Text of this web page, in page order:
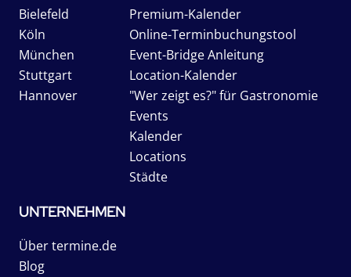
Bielefeld
Köln
München
Stuttgart
Hannover
Premium-Kalender
Online-Terminbuchungstool
Event-Bridge Anleitung
Location-Kalender
"Wer zeigt es?" für Gastronomie
Events
Kalender
Locations
Städte
UNTERNEHMEN
Über termine.de
Blog